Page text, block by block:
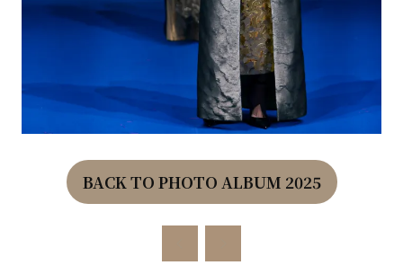
BACK TO PHOTO ALBUM 2025
(OPENS
NEW